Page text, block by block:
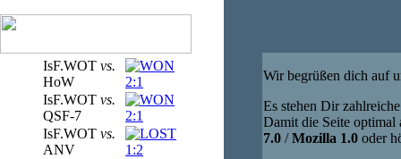
IsF.WOT vs.
HoW
2:1
IsF.WOT vs.
QSF-7
2:1
IsF.WOT vs.
ANV
1:2
Wir begrüßen dich auf
Es stehen Dir
Damit die Seite
7.0 /Mozilla 1.0 oder